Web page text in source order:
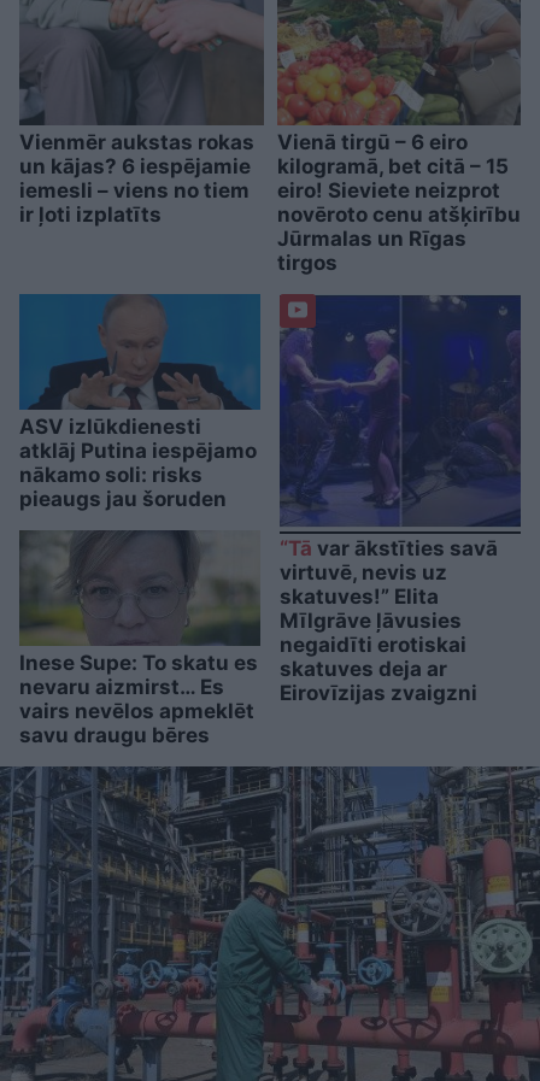
Vienmēr aukstas rokas
un kājas? 6 iespējamie
iemesli – viens no tiem
ir ļoti izplatīts
Vienā tirgū – 6 eiro
kilogramā, bet citā – 15
eiro! Sieviete neizprot
novēroto cenu atšķirību
Jūrmalas un Rīgas
tirgos
ASV izlūkdienesti
atklāj Putina iespējamo
nākamo soli: risks
pieaugs jau šoruden
Inese Supe: To skatu es
nevaru aizmirst… Es
vairs nevēlos apmeklēt
savu draugu bēres
“Tā var ākstīties savā
virtuvē, nevis uz
skatuves!” Elita
Mīlgrāve ļāvusies
negaidīti erotiskai
skatuves deja ar
Eirovīzijas zvaigzni